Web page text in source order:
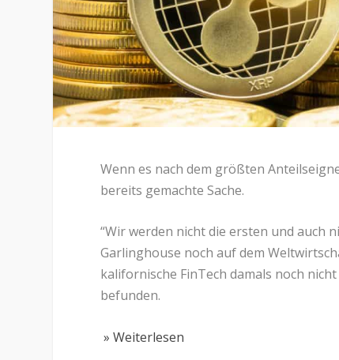
Wenn es nach dem größten
bereits gemachte Sache.
“Wir werden nicht die ersten und auch
Garlinghouse noch auf dem
kalifornische FinTech damals noch
befunden.
» Weiterlesen